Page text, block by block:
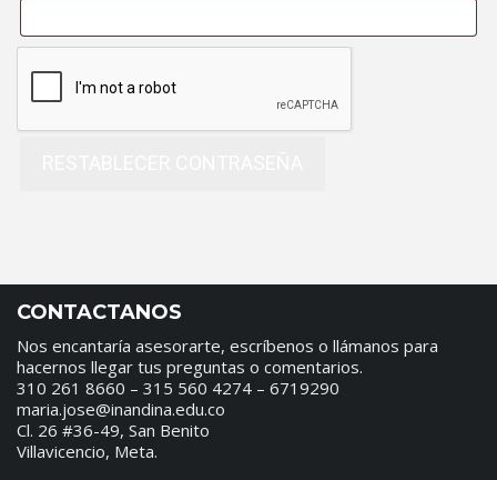
CONTACTANOS
Nos encantaría asesorarte, escríbenos o llámanos para
hacernos llegar tus preguntas o comentarios.
310 261 8660 – 315 560 4274 – 6719290
maria.jose@inandina.edu.co
Cl. 26 #36-49, San Benito
Villavicencio, Meta.